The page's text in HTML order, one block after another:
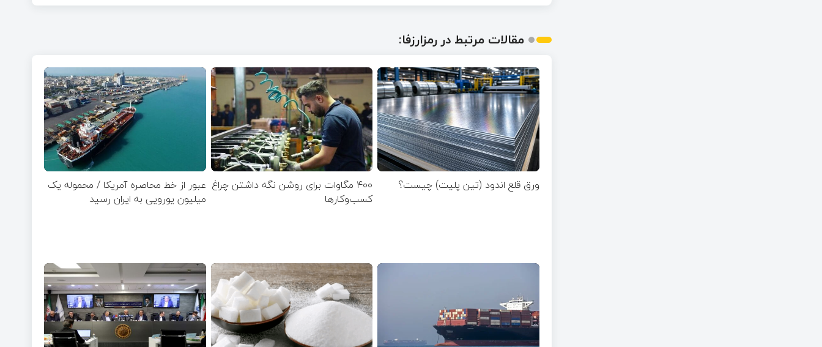
مقالات مرتبط در رمزارزفا:
ورق قلع اندود (تین پلیت) چیست؟
۴۰۰ مگاوات برای روشن نگه داشتن چراغ
کسب‌وکار‌ها
عبور از خط محاصره آمریکا / محموله یک
میلیون یورویی به ایران رسید